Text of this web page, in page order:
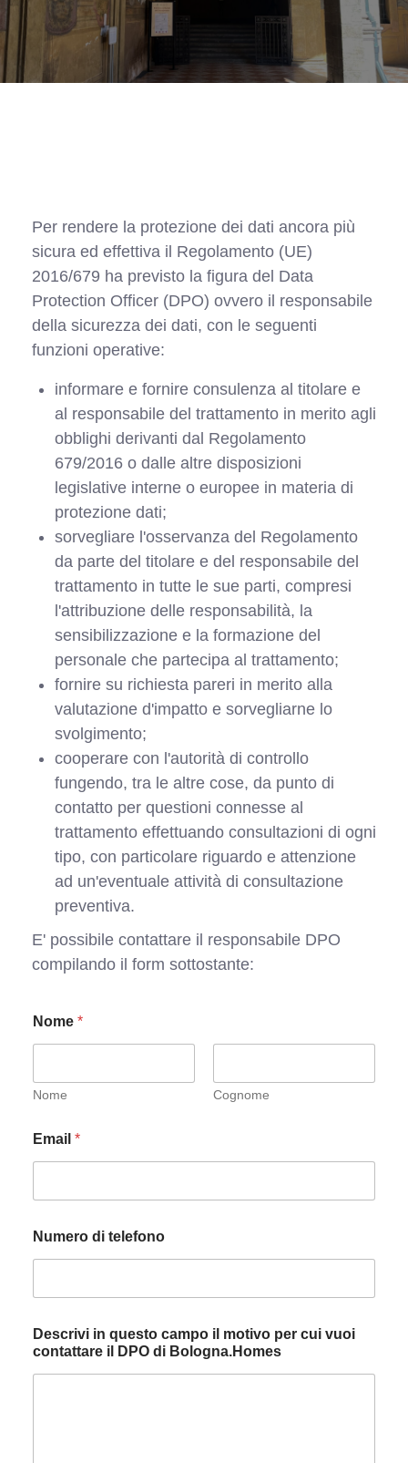
Per rendere la protezione dei dati ancora più
sicura ed effettiva il Regolamento (UE)
2016/679 ha previsto la figura del Data
Protection Officer (DPO) ovvero il responsabile
della sicurezza dei dati, con le seguenti
funzioni operative:
informare e fornire consulenza al titolare e
al responsabile del trattamento in merito agli
obblighi derivanti dal Regolamento
679/2016 o dalle altre disposizioni
legislative interne o europee in materia di
protezione dati;
sorvegliare l'osservanza del Regolamento
da parte del titolare e del responsabile del
trattamento in tutte le sue parti, compresi
l'attribuzione delle responsabilità, la
sensibilizzazione e la formazione del
personale che partecipa al trattamento;
fornire su richiesta pareri in merito alla
valutazione d'impatto e sorvegliarne lo
svolgimento;
cooperare con l'autorità di controllo
fungendo, tra le altre cose, da punto di
contatto per questioni connesse al
trattamento effettuando consultazioni di ogni
tipo, con particolare riguardo e attenzione
ad un'eventuale attività di consultazione
preventiva.
E' possibile contattare il responsabile DPO
compilando il form sottostante:
Nome *
Nome Cognome
Email *
Numero di telefono
Descrivi in questo campo il motivo per cui vuoi
contattare il DPO di Bologna.Homes